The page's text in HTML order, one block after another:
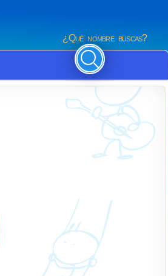
¿Qué nombre buscas?